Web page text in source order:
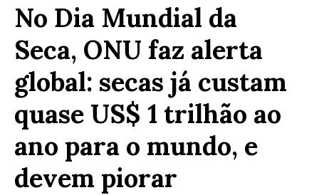
No Dia Mundial da
Seca, ONU faz alerta
global: secas já custam
quase US$ 1 trilhão ao
ano para o mundo, e
devem piorar